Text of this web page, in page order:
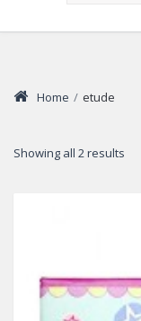
Home / etude
Showing all 2 results